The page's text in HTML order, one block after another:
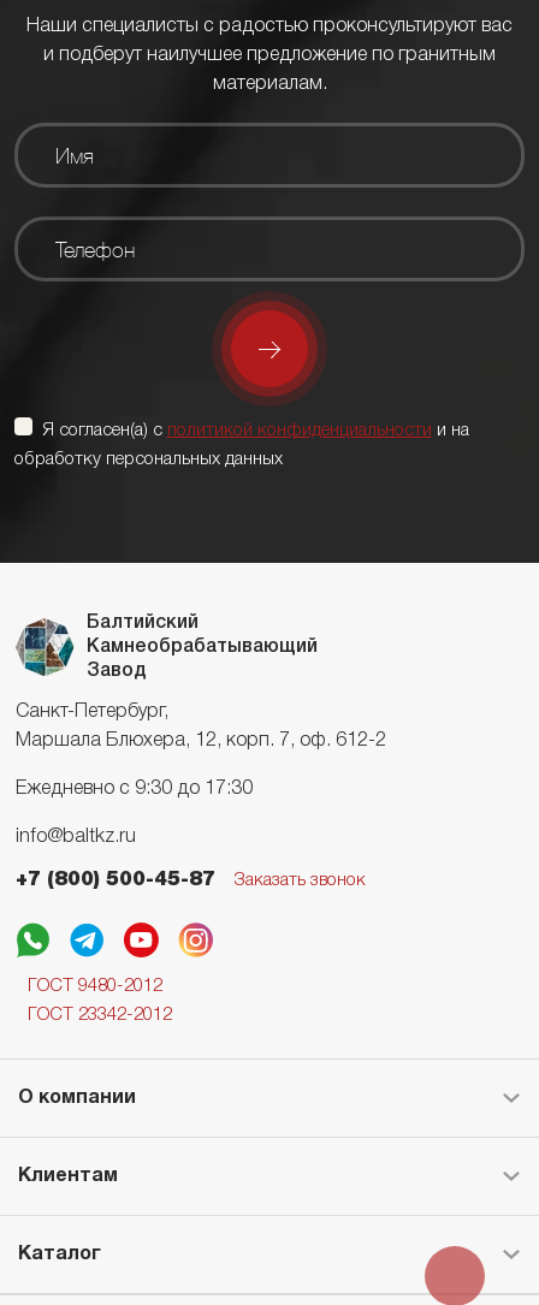
Наши специалисты с радостью проконсультируют вас
и подберут наилучшее предложение по гранитным
материалам.
Я согласен(а) с политикой конфиденциальности и на
обработку персональных данных
Балтийский
Камнеобрабатывающий
Завод
Санкт-Петербург,
Маршала Блюхера, 12, корп. 7, оф. 612-2
Ежедневно с 9:30 до 17:30
info@baltkz.ru
+7 (800) 500-45-87 Заказать звонок
ГОСТ 9480-2012
ГОСТ 23342-2012
О компании
Клиентам
Каталог